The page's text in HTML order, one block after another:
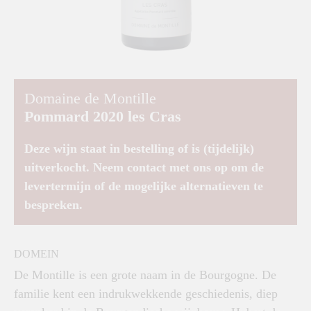
Domaine de Montille
Pommard 2020 les Cras
Deze wijn staat in bestelling of is (tijdelijk)
uitverkocht. Neem contact met ons op om de
levertermijn of de mogelijke alternatieven te
bespreken.
DOMEIN
De Montille is een grote naam in de Bourgogne. De
familie kent een indrukwekkende geschiedenis, diep